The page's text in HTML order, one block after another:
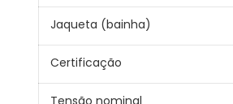
Jaqueta (bainha)
Certificação